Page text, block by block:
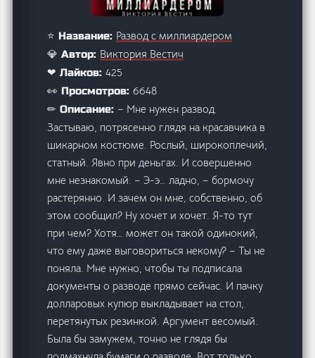
⭐ Название: Развод с миллиардером
💎 Автор: Виктория Вестич
❤ Лайков:425
👀 Просмотров:6648
✏ Описание: – Мне нужен развод.
Застываю, потрясенно глядя на красавчика в
шикарном костюме. Рослый, широкоплечий,
статный. Явно при деньгах. И совершенно
мне незнакомый. – Э-э… ладно, – бормочу
растерянно. И зачем он мне, собственно, об
этом сообщил? Ну хочет и хочет. Я-то тут
при чем? Хотя… может он такой одинокий,
что ему даже выговориться некому? – Ты не
поняла. Мне нужно, чтобы ты подписала
документы о разводе прямо сейчас. И пачку
долларовых купюр выкладывает на стол,
перетянутых резинкой. Аргумент весомый.
Была бы замужем, точно не глядя бы